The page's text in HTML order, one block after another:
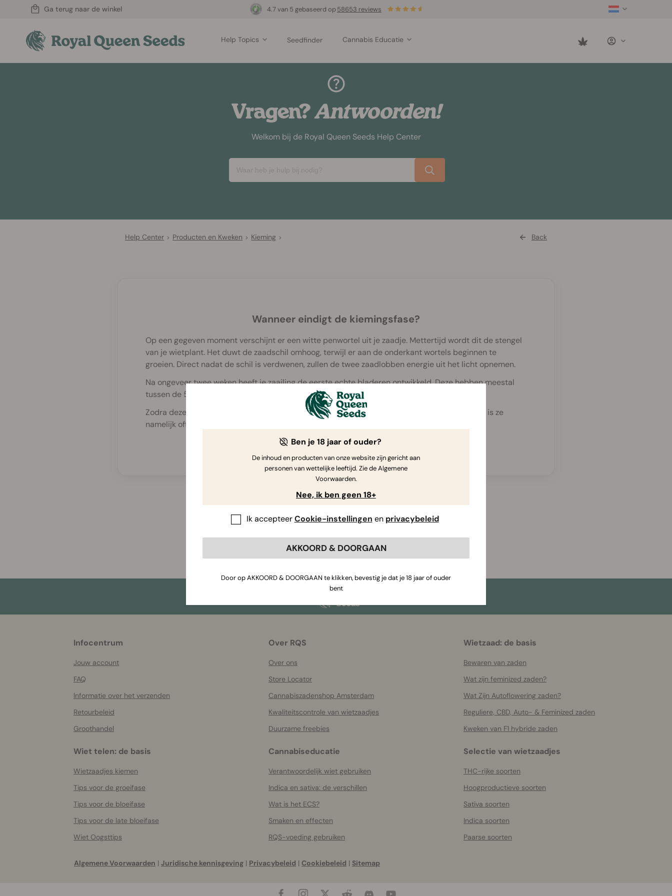
Ga terug naar de winkel 4.7 van 5 gebaseerd op58653 reviews
Help Topics Seedfinder Cannabis Educatie
Vragen?Antwoorden!
Welkom bij de Royal Queen Seeds Help Center
Help Center > Producten en Kweken > Kieming > Back
Wanneer eindigt de kiemingsfase?
Op een gegeven moment verschijnt er een witte penwortel uit je zaadje. Mettertijd wordt dit de stengel
van je wietplant. Het duwt de zaadschil omhoog, terwijl er aan de onderkant wortels beginnen te
groeien. Direct nadat de schil is verdwenen, zullen de twee zaadlobben energie uit het licht opnemen.
Na ongeveer twee weken heeft je zaailing de eerste echte bladeren ontwikkeld. Deze hebben meestal
tussen de 5 en 7 bladvingers.
Zodra deze echte bladeren verschijnen, is de plant niet langer een zaailing. Vanaf dit moment is ze
namelijk officieel in de vegetatieve fase beland, waarin ze steeds sterker gaat groeien.
Als je nog vragen hebt neem contact met ons op
Infocentrum
Jouw account
FAQ
Informatie over het verzenden
Retourbeleid
Groothandel
Over RQS
Over ons
Store Locator
Cannabiszadenshop Amsterdam
Kwaliteitscontrole van wietzaadjes
Duurzame freebies
Wietzaad: de basis
Bewaren van zaden
Wat zijn feminized zaden?
Wat Zijn Autoflowering zaden?
Reguliere, CBD, Auto- & Feminized zaden
Kweken van F1 hybride zaden
Wiet telen: de basis
Wietzaadjes kiemen
Tips voor de groeifase
Tips voor de bloeifase
Tips voor de late bloeifase
Wiet Oogsttips
Cannabiseducatie
Verantwoordelijk wiet gebruiken
Indica en sativa: de verschillen
Wat is het ECS?
Smaken en effecten
RQS-voeding gebruiken
Selectie van wietzaadjes
THC-rijke soorten
Hoogproductieve soorten
Sativa soorten
Indica soorten
Paarse soorten
Algemene Voorwaarden | Juridische kennisgeving | Privacybeleid | Cookiebeleid | Sitemap
Ben je 18 jaar of ouder?
De inhoud en producten van onze website zijn gericht aan
personen van wettelijke leeftijd. Zie de Algemene
Voorwaarden.
Nee, ik ben geen 18+
Ik accepteerCookie-instellingen en privacybeleid
AKKOORD & DOORGAAN
Door op AKKOORD & DOORGAAN te klikken, bevestig je dat je 18 jaar of ouder
bent